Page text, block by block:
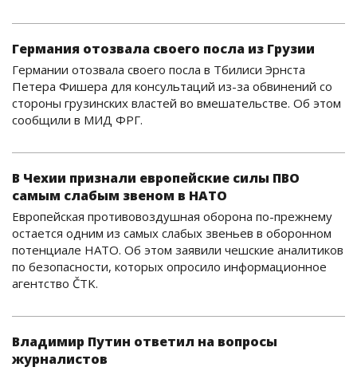
Германия отозвала своего посла из Грузии
Германии отозвала своего посла в Тбилиси Эрнста
Петера Фишера для консультаций из-за обвинений со
стороны грузинских властей во вмешательстве. Об этом
сообщили в МИД ФРГ.
В Чехии признали европейские силы ПВО
самым слабым звеном в НАТО
Европейская противовоздушная оборона по-прежнему
остается одним из самых слабых звеньев в оборонном
потенциале НАТО. Об этом заявили чешские аналитиков
по безопасности, которых опросило информационное
агентство ČTK.
Владимир Путин ответил на вопросы
журналистов